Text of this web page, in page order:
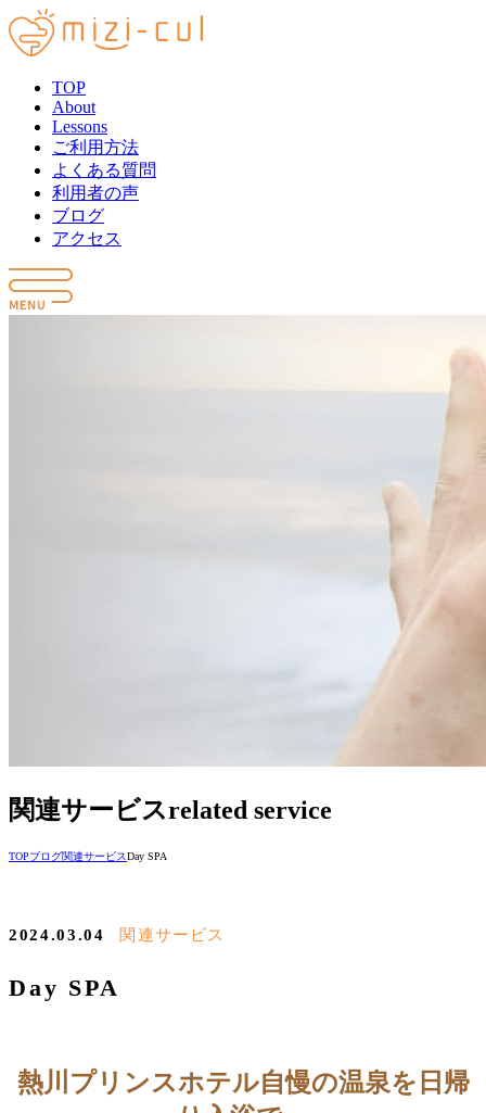
TOP
About
Lessons
ご利用方法
よくある質問
利用者の声
ブログ
アクセス
関連サービスrelated service
TOPブログ関連サービスDay SPA
2024.03.04 関連サービス
Day SPA
熱川プリンスホテル自慢の温泉を日帰